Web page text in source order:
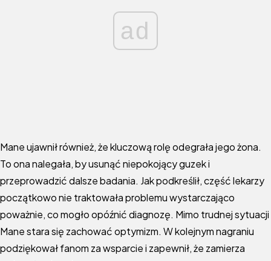
ad
Mane ujawnił również, że kluczową rolę odegrała jego żona.
To ona nalegała, by usunąć niepokojący guzek i
przeprowadzić dalsze badania. Jak podkreślił, część lekarzy
początkowo nie traktowała problemu wystarczająco
poważnie, co mogło opóźnić diagnozę. Mimo trudnej sytuacji
Mane stara się zachować optymizm. W kolejnym nagraniu
podziękował fanom za wsparcie i zapewnił, że zamierza